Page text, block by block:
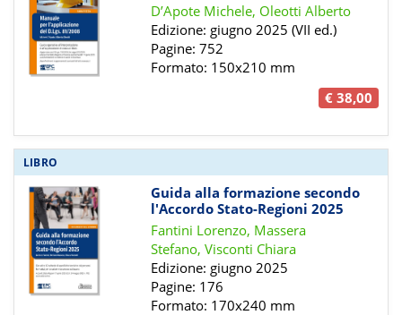
D’Apote Michele, Oleotti Alberto
Edizione: giugno 2025 (VII ed.)
Pagine: 752
Formato: 150x210 mm
€ 38,00
LIBRO
Guida alla formazione secondo
l'Accordo Stato-Regioni 2025
Fantini Lorenzo, Massera
Stefano, Visconti Chiara
Edizione: giugno 2025
Pagine: 176
Formato: 170x240 mm